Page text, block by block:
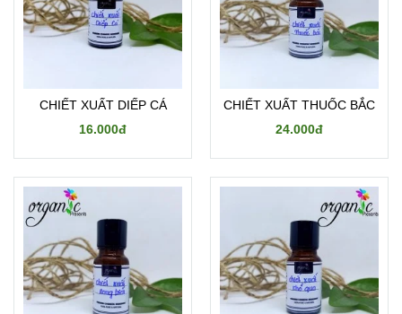
CHIẾT XUẤT DIẾP CÁ
16.000đ
CHIẾT XUẤT THUỐC BẮC
24.000đ